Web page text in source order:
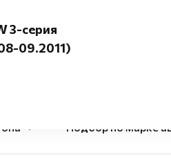
Подбор по марке
3-серия
09.2011)